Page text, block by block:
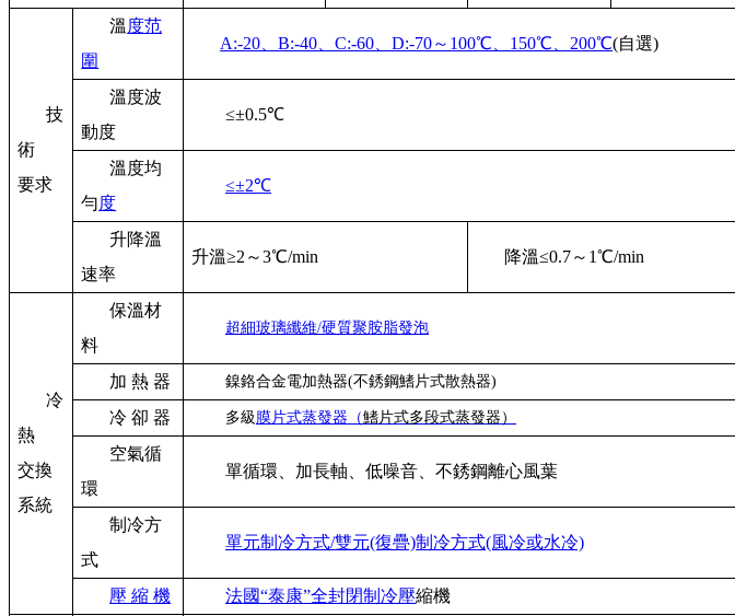
技
術
要求
溫 度范
圍
A:-20、B:-40、C:-60、D:-70～100℃、150℃、200℃(自選)
溫度波
動度
≤±0.5℃
溫度均
勻度
≤±2℃
升降溫
速率
升溫≥2 ～3℃/min 降溫≤0.7～1℃/min
冷
熱
交換
系統
保溫材
料
超細玻璃纖維/硬質聚胺脂發泡
加 熱 器 鎳鉻合金電加熱器(不銹鋼鰭片式散熱器)
冷 卻 器 多級 膜片式蒸發器（鰭片式多段式蒸發器 ）
空氣循
環
單循環、加長軸、低噪音、不銹鋼離心風葉
制冷方
式
單元制冷方式/雙元(復疊)制冷方式(風冷或水冷)
壓 縮 機 法國“泰康”全封閉制冷壓縮機